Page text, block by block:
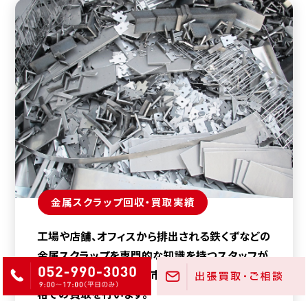
金属スクラップ回収・買取実績
工場や店舗、オフィスから排出される鉄くずなどの
金属スクラップを専門的な知識を持つスタッフが
種類や量を正確に評価。市場価格に基づく適正価
格での買取を行います。